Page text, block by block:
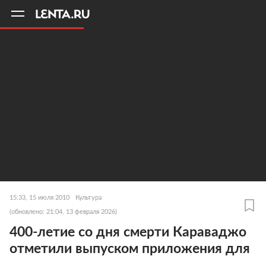
15:33, 15 июля 2010 Культура
(обновлено: 21:04, 13 февраля 2026)
400-летие со дня смерти Караваджо
отметили выпуском приложения для